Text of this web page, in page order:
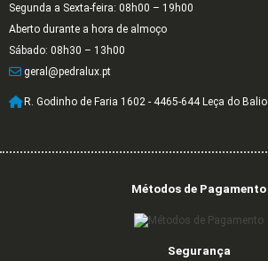
Segunda a Sexta-feira: 08h00 – 19h00
Aberto durante a hora de almoço
Sábado: 08h30 – 13h00
geral@pedralux.pt
R. Godinho de Faria 1602 - 4465-644 Leça do Balio
Métodos de Pagamento
Segurança